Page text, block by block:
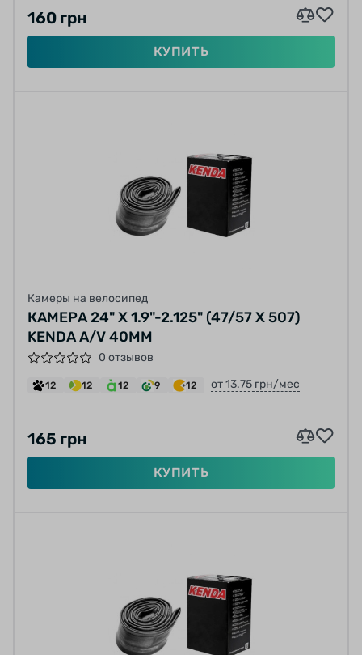
160 грн
КУПИТЬ
Камеры на велосипед
КАМЕРА 24" X 1.9"-2.125" (47/57 X 507)
KENDA A/V 40MM
0 отзывов
12 12 12 9 12 от 13.75 грн/мес
165 грн
КУПИТЬ